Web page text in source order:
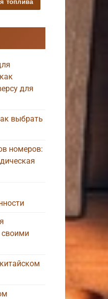
топлива
для
выбрать
номеров:
своими